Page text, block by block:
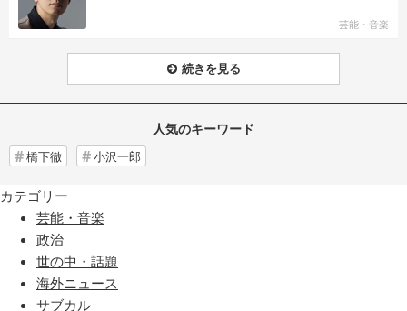
芸能・音楽
続きを見る
人気のキーワード
橋下徹 小沢一郎
カテゴリー
芸能・音楽
政治
世の中・話題
海外ニュース
サブカル